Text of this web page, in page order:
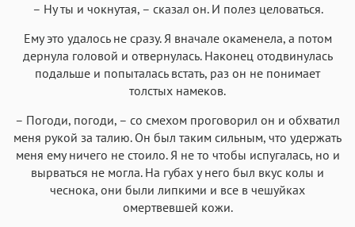
– Ну ты и чокнутая, – сказал он. И полез целоваться.
Ему это удалось не сразу. Я вначале окаменела, а потом
дернула головой и отвернулась. Наконец отодвинулась
подальше и попыталась встать, раз он не понимает
толстых намеков.
– Погоди, погоди, – со смехом проговорил он и обхватил
меня рукой за талию. Он был таким сильным, что удержать
меня ему ничего не стоило. Я не то чтобы испугалась, но и
вырваться не могла. На губах у него был вкус колы и
чеснока, они были липкими и все в чешуйках
омертвевшей кожи.